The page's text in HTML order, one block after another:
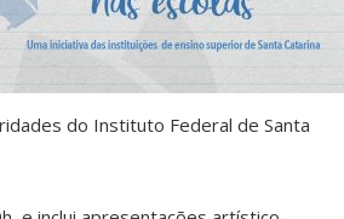
do Instituto Federal de Santa